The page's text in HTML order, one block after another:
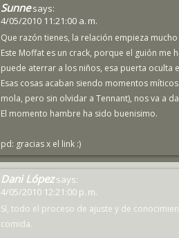
Sunne says:
4/05/2010 11:21:00 a. m.
Que razón tienes, la relación empieza
Este Moffat es un crack, porque el guión
puede aterrar a los niños, esa puerta oculta
Esas cosas acaban siendo momentos
mola, pero sin olvidar a Tennant), nos va a
El momento hambre ha sido buenisimo.
pd: gracias x el link :)
Dani López says:
4/05/2010 12:21:00 p. m.
Sí, todo el proceso de ajuste y de
comida.